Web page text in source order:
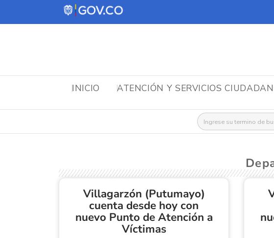
INICIO ATENCIÓN Y SERVICIOS
Buscar:
Villagarzón (Putumayo)
cuenta desde hoy con
nuevo Punto de Atención a
Víctimas